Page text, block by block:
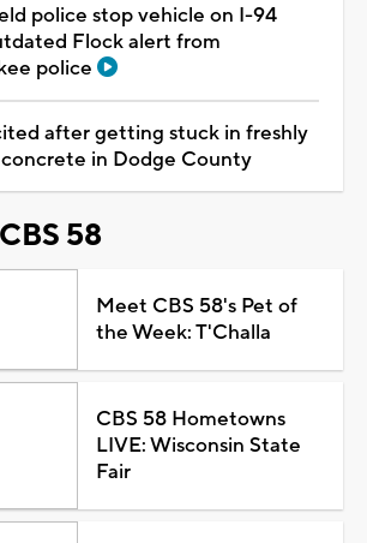
police stop vehicle on I-94
Flock alert from
police
after getting stuck in freshly
in Dodge County
58
Meet CBS 58's Pet of
the Week: T'Challa
CBS 58 Hometowns
LIVE: Wisconsin State
Fair